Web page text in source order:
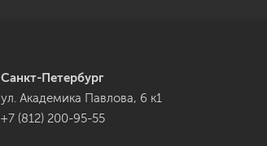
Санкт-Петербург
ул. Академика Павлова, 6 к1
+7 (812) 200-95-55